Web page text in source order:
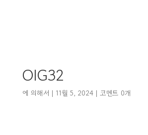
OIG32
에 의해서 | 11월 5, 2024| 코멘트 0개